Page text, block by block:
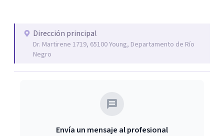
Dirección principal
Dr. Martirene 1719, 65100 Young, Departamento de Río
Negro
Envía un mensaje al profesional